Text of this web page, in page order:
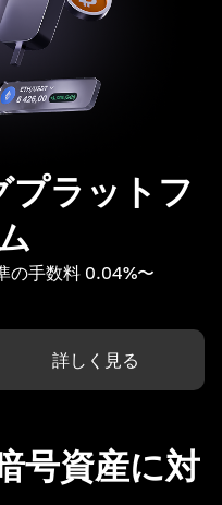
プラットフ
の手数料 0.04%〜
詳しく見る
号資産に対